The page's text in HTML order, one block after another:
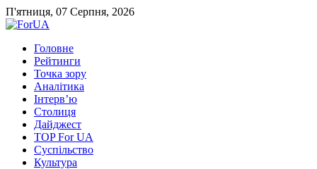
П'ятниця, 07 Серпня, 2026
Головне
Рейтинги
Точка зору
Аналітика
Інтерв’ю
Столиця
Дайджест
TOP For UA
Суспiльство
Культура